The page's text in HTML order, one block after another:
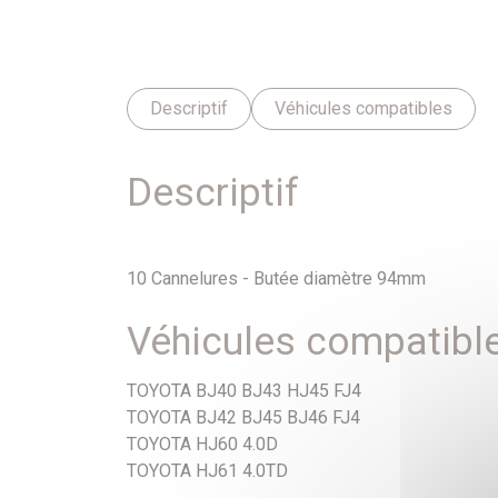
Descriptif Véhicules compatibles
Descriptif
10 Cannelures - Butée diamètre 94mm
Véhicules
TOYOTA BJ40 BJ43 HJ45 FJ4
TOYOTA BJ42 BJ45 BJ46 FJ4
TOYOTA HJ60 4.0D
TOYOTA HJ61 4.0TD